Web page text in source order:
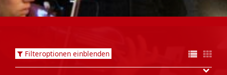
Filteroptionen einblenden